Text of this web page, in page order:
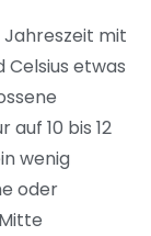
Jahreszeit mit
Celsius etwas
10 bis 12
wenig
oder